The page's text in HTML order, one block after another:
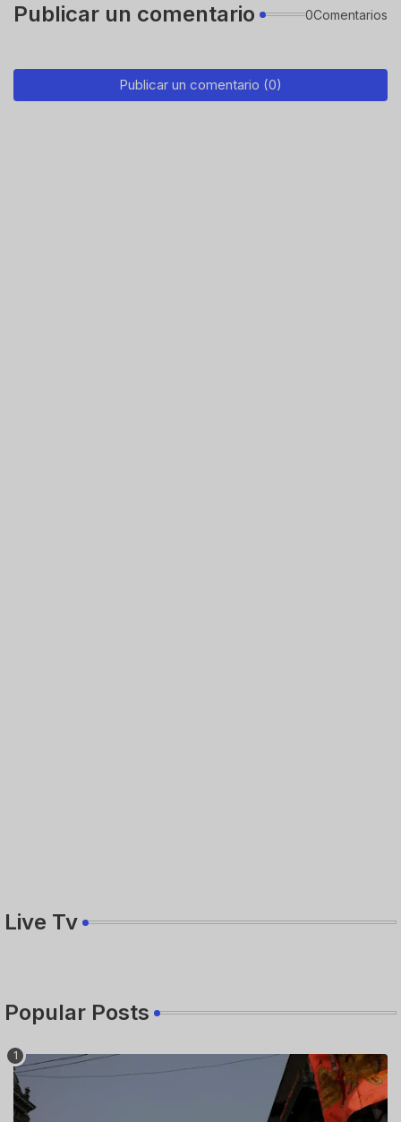
Publicar un comentario 0Comentarios
Publicar un comentario (0)
Live Tv
Popular Posts